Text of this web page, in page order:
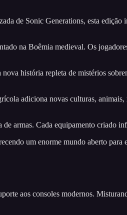
de Sonic Generations, esta
na Boêmia medieval. Os
história repleta de mistérios
adiciona novas culturas,
armas. Cada equipamento criado
um enorme mundo aberto para
aos consoles modernos.